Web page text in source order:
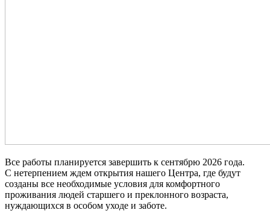
Все работы планируется завершить к сентябрю 2026 года.
С нетерпением ждем открытия нашего Центра, где будут
созданы все необходимые условия для комфортного
проживания людей старшего и преклонного возраста,
нуждающихся в особом уходе и заботе.